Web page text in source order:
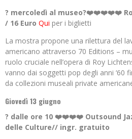
? mercoledì al museo?❤️❤️❤️❤️❤️
/ 16 Euro Qui per i biglietti
La mostra propone una rilettura del
americano attraverso 70 Editions –
ruolo cruciale nell’opera di Roy
vanno dai soggetti pop degli anni ‘60
da collezioni museali private
Giovedì 13 giugno
? dalle ore 10 ❤️❤️❤️❤️ Outsound
delle Culture// ingr. gratuito